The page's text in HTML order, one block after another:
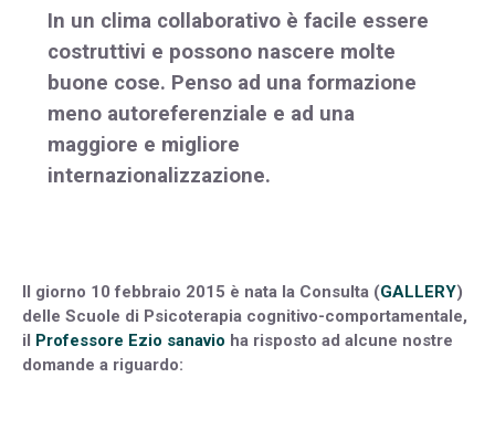
In un clima collaborativo è facile essere
costruttivi e possono nascere molte
buone cose. Penso ad una formazione
meno autoreferenziale e ad una
maggiore e migliore
internazionalizzazione.
Il giorno 10 febbraio 2015 è nata la Consulta (GALLERY)
delle Scuole di Psicoterapia cognitivo-comportamentale,
il Professore Ezio sanavio ha risposto ad alcune nostre
domande a riguardo: